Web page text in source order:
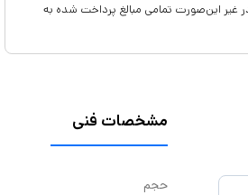
این‌صورت تمامی مبالغ پرداخت شده به
مشخصات فنی
حجم